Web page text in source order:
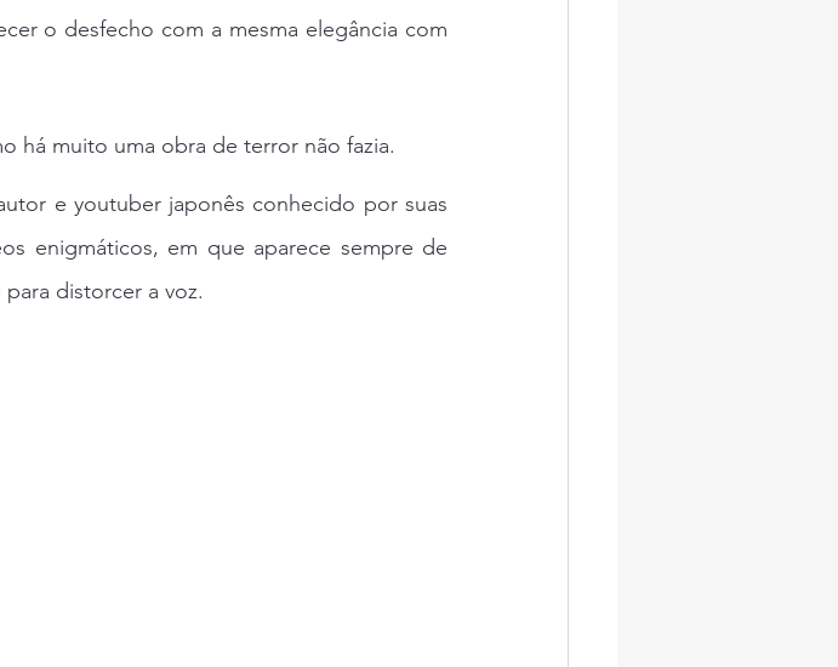
o desfecho com a mesma elegância com
há muito uma obra de terror não fazia.
e youtuber japonês conhecido por suas
enigmáticos, em que aparece sempre de
distorcer a voz.